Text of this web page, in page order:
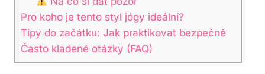
Pro koho je tento styl jógy ideální?
Tipy do začátku: Jak praktikovat bezpečně
Často kladené otázky (FAQ)